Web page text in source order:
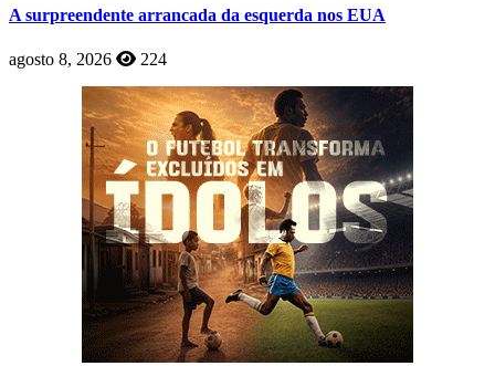
A surpreendente arrancada da esquerda nos EUA
agosto 8, 2026 224